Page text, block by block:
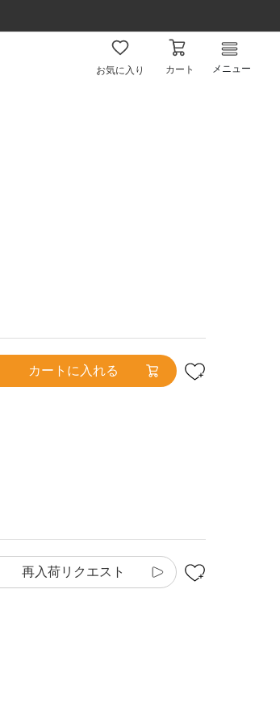
お気に入り カート メニュー
カートに入れる
再入荷リクエスト